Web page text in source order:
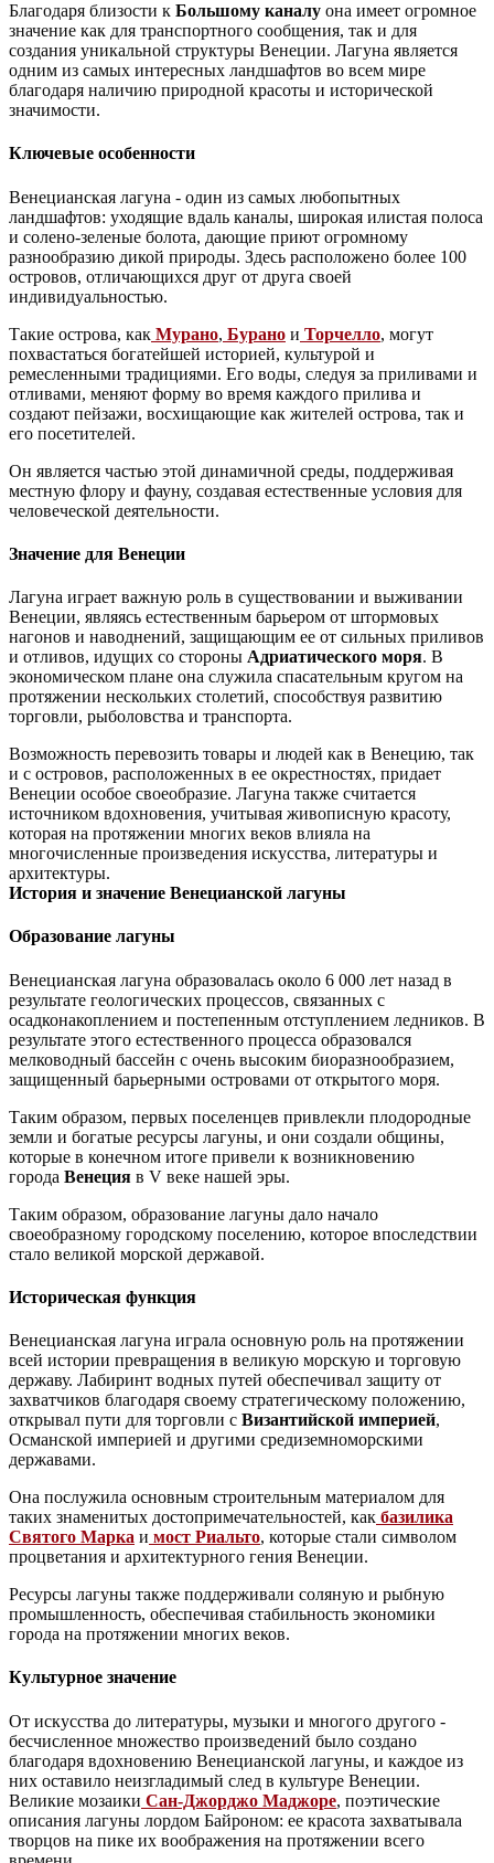
Благодаря близости к Большому каналу она имеет огромное
значение как для транспортного сообщения, так и для
создания уникальной структуры Венеции. Лагуна является
одним из самых интересных ландшафтов во всем мире
благодаря наличию природной красоты и исторической
значимости.
Ключевые особенности
Венецианская лагуна - один из самых любопытных
ландшафтов: уходящие вдаль каналы, широкая илистая полоса
и солено-зеленые болота, дающие приют огромному
разнообразию дикой природы. Здесь расположено более 100
островов, отличающихся друг от друга своей
индивидуальностью.
Такие острова, как Мурано, Бурано и Торчелло, могут
похвастаться богатейшей историей, культурой и
ремесленными традициями. Его воды, следуя за приливами и
отливами, меняют форму во время каждого прилива и
создают пейзажи, восхищающие как жителей острова, так и
его посетителей.
Он является частью этой динамичной среды, поддерживая
местную флору и фауну, создавая естественные условия для
человеческой деятельности.
Значение для Венеции
Лагуна играет важную роль в существовании и выживании
Венеции, являясь естественным барьером от штормовых
нагонов и наводнений, защищающим ее от сильных приливов
и отливов, идущих со стороны Адриатического моря. В
экономическом плане она служила спасательным кругом на
протяжении нескольких столетий, способствуя развитию
торговли, рыболовства и транспорта.
Возможность перевозить товары и людей как в Венецию, так
и с островов, расположенных в ее окрестностях, придает
Венеции особое своеобразие. Лагуна также считается
источником вдохновения, учитывая живописную красоту,
которая на протяжении многих веков влияла на
многочисленные произведения искусства, литературы и
архитектуры.
История и значение Венецианской лагуны
Образование лагуны
Венецианская лагуна образовалась около 6 000 лет назад в
результате геологических процессов, связанных с
осадконакоплением и постепенным отступлением ледников. В
результате этого естественного процесса образовался
мелководный бассейн с очень высоким биоразнообразием,
защищенный барьерными островами от открытого моря.
Таким образом, первых поселенцев привлекли плодородные
земли и богатые ресурсы лагуны, и они создали общины,
которые в конечном итоге привели к возникновению
города Венеция в V веке нашей эры.
Таким образом, образование лагуны дало начало
своеобразному городскому поселению, которое впоследствии
стало великой морской державой.
Историческая функция
Венецианская лагуна играла основную роль на протяжении
всей истории превращения в великую морскую и торговую
державу. Лабиринт водных путей обеспечивал защиту от
захватчиков благодаря своему стратегическому положению,
открывал пути для торговли с Византийской империей,
Османской империей и другими средиземноморскими
державами.
Она послужила основным строительным материалом для
таких знаменитых достопримечательностей, как базилика
Святого Марка и мост Риальто, которые стали символом
процветания и архитектурного гения Венеции.
Ресурсы лагуны также поддерживали соляную и рыбную
промышленность, обеспечивая стабильность экономики
города на протяжении многих веков.
Культурное значение
От искусства до литературы, музыки и многого другого -
бесчисленное множество произведений было создано
благодаря вдохновению Венецианской лагуны, и каждое из
них оставило неизгладимый след в культуре Венеции.
Великие мозаики Сан-Джорджо Маджоре, поэтические
описания лагуны лордом Байроном: ее красота захватывала
творцов на пике их воображения на протяжении всего